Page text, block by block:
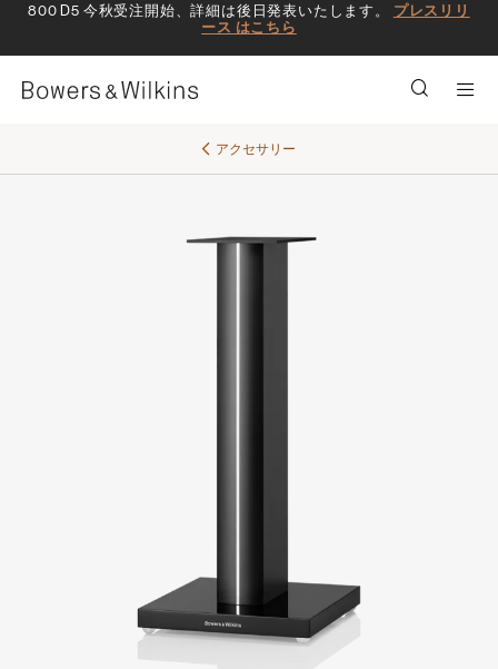
800 D5 今秋受注開始、詳細は後日発表いたします。 プレスリリ
ース はこちら
アクセサリー